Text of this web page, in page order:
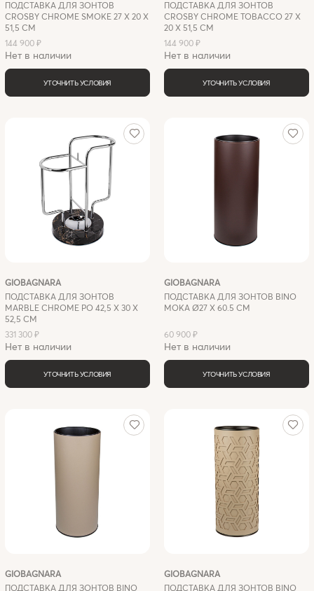
ПОДСТАВКА ДЛЯ ЗОНТОВ
CROSBY CHROME SMOKE 27 X 20 X
51,5 СМ
144 900 ₽
Нет в наличии
УТОЧНИТЬ УСЛОВИЯ
ПОДСТАВКА ДЛЯ ЗОНТОВ
CROSBY CHROME TOBACCO 27 X
20 Х 51,5 СМ
144 900 ₽
Нет в наличии
УТОЧНИТЬ УСЛОВИЯ
GIOBAGNARA
ПОДСТАВКА ДЛЯ ЗОНТОВ
MARBLE CHROME PO 42,5 X 30 X
52,5 СМ
331 300 ₽
Нет в наличии
УТОЧНИТЬ УСЛОВИЯ
GIOBAGNARA
ПОДСТАВКА ДЛЯ ЗОНТОВ BINO
MOKA Ø27 X 60.5 СМ
60 900 ₽
Нет в наличии
УТОЧНИТЬ УСЛОВИЯ
GIOBAGNARA
ПОДСТАВКА ДЛЯ ЗОНТОВ BINO
GIOBAGNARA
ПОДСТАВКА ДЛЯ ЗОНТОВ BINO